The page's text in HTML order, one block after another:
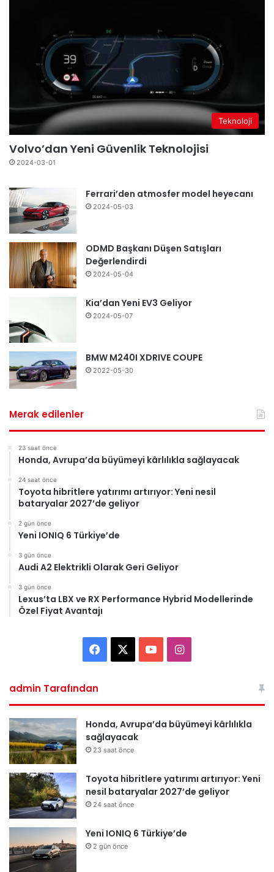
Teknoloji
Volvo’dan Yeni Güvenlik Teknolojisi
2024-03-01
Ferrari’den atmosfer model heyecanı
2024-05-03
ODMD Başkanı Düşen Satışları
Değerlendirdi
2024-05-04
Kia’dan Yeni EV3 Geliyor
2024-05-07
BMW M240I XDRIVE COUPE
2022-05-30
Merak edilenler
23 saat önce
Honda, Avrupa’da büyümeyi kârlılıkla sağlayacak
24 saat önce
Toyota hibritlere yatırımı artırıyor: Yeni nesil
bataryalar 2027’de geliyor
2 gün önce
Yeni IONIQ 6 Türkiye’de
3 gün önce
Audi A2 Elektrikli Olarak Geri Geliyor
3 gün önce
Lexus’ta LBX ve RX Performance Hybrid Modellerinde
Özel Fiyat Avantajı
Facebook YouTubeInstagram
admin Tarafından
Honda, Avrupa’da büyümeyi kârlılıkla
sağlayacak
23 saat önce
Toyota hibritlere yatırımı artırıyor: Yeni
nesil bataryalar 2027’de geliyor
24 saat önce
Yeni IONIQ 6 Türkiye’de
2 gün önce